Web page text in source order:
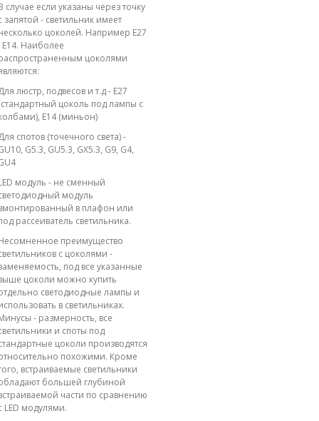
случае если указаны через точку
запятой - светильник имеет
цоколей. Например E27
E14. Наиболее
цоколями
люстр, подвесов и т.д - E27
цоколь под лампы с
E14 (миньон)
спотов (точечного света) -
G5.3, GU5.3, GX5.3, G9, G4,
модуль - не сменный
модуль
в плафон или
рассеиватель светильника.
преимущество
с цоколями -
под все указанные
цоколи можно купить
светодиодные лампы и
в светильниках.
- размерность, все
и споты под
цоколи производятся
похожими. Кроме
встраиваемые светильники
большей глубиной
части по сравнению
LED модулями.